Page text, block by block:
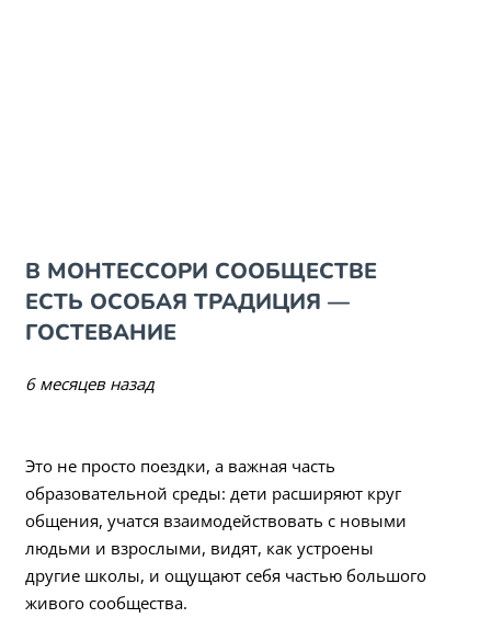
В МОНТЕССОРИ СООБЩЕСТВЕ
ЕСТЬ ОСОБАЯ ТРАДИЦИЯ —
ГОСТЕВАНИЕ
6 месяцев назад
Это не просто поездки, а важная часть
образовательной среды: дети расширяют круг
общения, учатся взаимодействовать с новыми
людьми и взрослыми, видят, как устроены
другие школы, и ощущают себя частью большого
живого сообщества.